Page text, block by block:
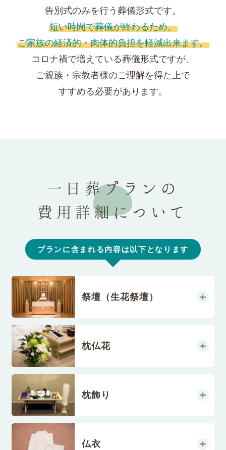
告別式のみを行う葬儀形式です。
短い時間で葬儀が終わるため、
ご家族の経済的・肉体的負担を軽減出来ます。
コロナ禍で増えている葬儀形式ですが、
ご親族・宗教者様のご理解を得た上で
すすめる必要があります。
一日葬プランの
費用詳細について
プランに含まれる内容は以下となります
祭壇（生花祭壇）
枕仏花
枕飾り
仏衣